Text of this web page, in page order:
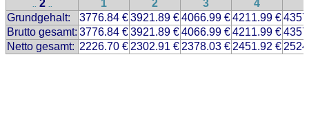
.. 2 .. 1 2 3 4
Grundgehalt:
3776.84 €3921.89 €4066.99 €4211.99 €
Brutto gesamt: 3776.84 €3921.89 €4066.99 €4211.99 €
Netto gesamt: 2226.70 € 2302.91 € 2378.03 € 2451.92 €